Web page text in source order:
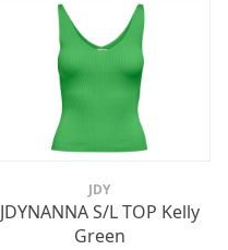
JDY
JDYNANNA S/L TOP Kelly
Green